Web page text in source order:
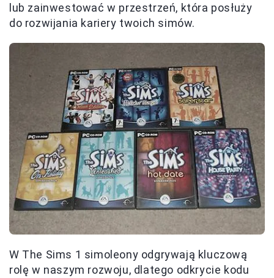
lub zainwestować w przestrzeń, która posłuży
do rozwijania kariery twoich simów.
W The Sims 1 simoleony odgrywają kluczową
rolę w naszym rozwoju, dlatego odkrycie kodu